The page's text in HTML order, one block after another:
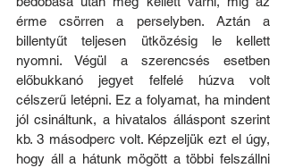
érme csörren a perselyben. Aztán a
billentyűt teljesen ütközésig le kellett
nyomni. Végül a szerencsés esetben
előbukkanó jegyet felfelé húzva volt
célszerű letépni. Ez a folyamat, ha mindent
jól csináltunk, a hivatalos álláspont szerint
kb. 3 másodperc volt. Képzeljük ezt el úgy,
hogy áll a hátunk mögött a többi felszállni